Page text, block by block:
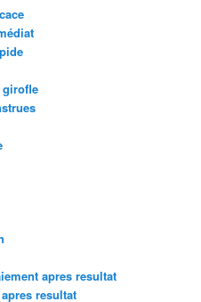
girofle
apres resultat
resultat